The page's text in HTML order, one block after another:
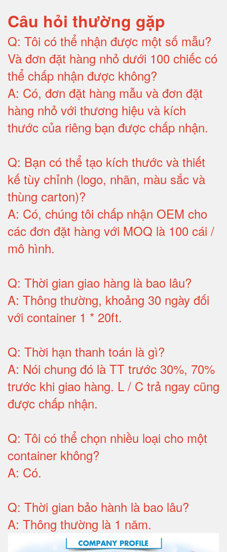
Câu hỏi thường gặp
Q: Tôi có thể nhận được một số mẫu?
Và đơn đặt hàng nhỏ dưới 100 chiếc có
thể chấp nhận được không?
A: Có, đơn đặt hàng mẫu và đơn đặt
hàng nhỏ với thương hiệu và kích
thước của riêng bạn được chấp nhận.
Q: Bạn có thể tạo kích thước và thiết
kế tùy chỉnh (logo, nhãn, màu sắc và
thùng carton)?
A: Có, chúng tôi chấp nhận OEM cho
các đơn đặt hàng với MOQ là 100 cái /
mô hình.
Q: Thời gian giao hàng là bao lâu?
A: Thông thường, khoảng 30 ngày đối
với container 1 * 20ft.
Q: Thời hạn thanh toán là gì?
A: Nói chung đó là TT trước 30%, 70%
trước khi giao hàng. L / C trả ngay cũng
được chấp nhận.
Q: Tôi có thể chọn nhiều loại cho một
container không?
A: Có.
Q: Thời gian bảo hành là bao lâu?
A: Thông thường là 1 năm.